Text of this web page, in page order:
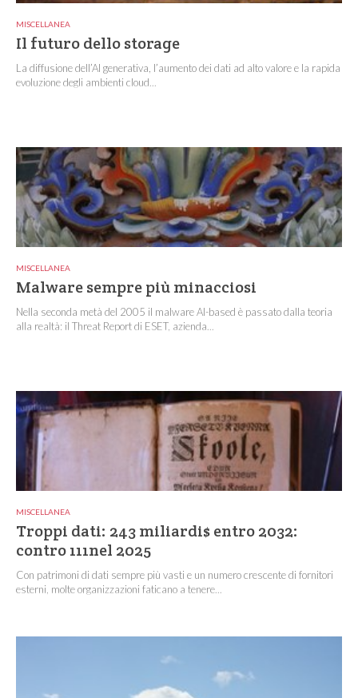
MISCELLANEA
Il futuro dello storage
La diffusione dell’AI generativa, l’aumento dei dati ad alto valore e la rapida
evoluzione degli ambienti cloud...
MISCELLANEA
Malware sempre più minacciosi
Nella seconda metà del 2005 il malware AI-based è passato dalla teoria
alla realtà: il Threat Report di ESET, azienda...
MISCELLANEA
Troppi dati: 243 miliardi$ entro 2032:
contro 111nel 2025
Con patrimoni di dati sempre più vasti e un numero crescente di fornitori
esterni, molte organizzazioni faticano a tenere...